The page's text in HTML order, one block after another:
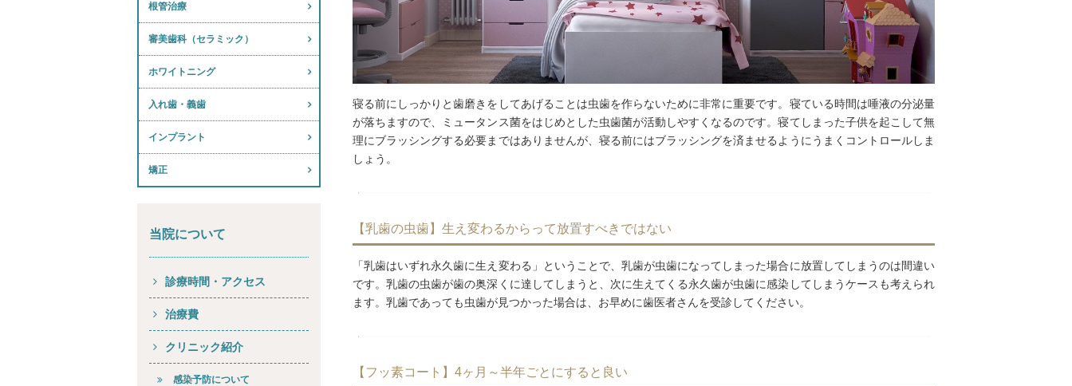
寝る前にしっかりと歯磨きをしてあげることは虫歯を作らないために非常に重要です。寝ている時間は唾液の分泌量
が落ちますので、ミュータンス菌をはじめとした虫歯菌が活動しやすくなるのです。寝てしまった子供を起こして無
理にブラッシングする必要まではありませんが、寝る前にはブラッシングを済ませるようにうまくコントロールしま
しょう。
【乳歯の虫歯】生え変わるからって放置すべきではない
「乳歯はいずれ永久歯に生え変わる」ということで、乳歯が虫歯になってしまった場合に放置してしまうのは間違い
です。乳歯の虫歯が歯の奥深くに達してしまうと、次に生えてくる永久歯が虫歯に感染してしまうケースも考えられ
ます。乳歯であっても虫歯が見つかった場合は、お早めに歯医者さんを受診してください。
【フッ素コート】4ヶ月～半年ごとにすると良い
根管治療
審美歯科（セラミック）
ホワイトニング
入れ歯・義歯
インプラント
矯正
当院について
診療時間・アクセス
治療費
クリニック紹介
感染予防について